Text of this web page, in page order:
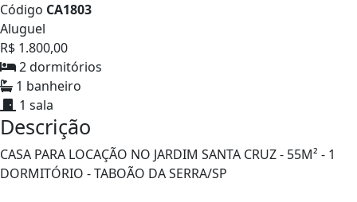
Código CA1803
Aluguel
R$ 1.800,00
2 dormitórios
1 banheiro
1 sala
Descrição
CASA PARA LOCAÇÃO NO JARDIM SANTA CRUZ - 55M² - 1
DORMITÓRIO - TABOÃO DA SERRA/SP